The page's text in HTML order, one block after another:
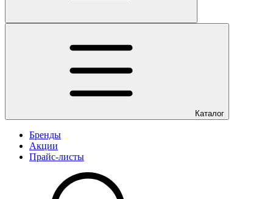
Каталог
Бренды
Акции
Прайс-листы